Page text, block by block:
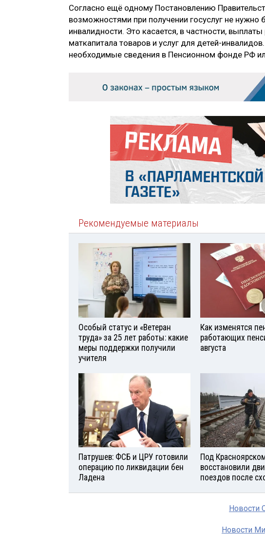
Согласно ещё одному Постановлению
возможностями при получении госуслуг не нужно
инвалидности. Это касается, в частности,
маткапитала товаров и услуг для детей-
необходимые сведения в Пенсионном фонде РФ
Рекомендуемые материалы
Особый статус и «Ветеран
труда» за 25 лет работы: какие
меры поддержки получили
учителя
Как изменятся
работающих
августа
Патрушев: ФСБ и ЦРУ готовили
операцию по ликвидации бен
Ладена
Под
восстановили
поездов после
Новости
Новости